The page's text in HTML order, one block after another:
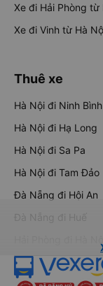
Xe đi Hải Phòng từ
Xe đi Vinh từ Hà
Thuê xe
Hà Nội đi Ninh Bình
Hà Nội đi Hạ Long
Hà Nội đi Sa Pa
Hà Nội đi Tam Đảo
Đà Nẵng đi Hội An
Đà Nẵng đi Huế